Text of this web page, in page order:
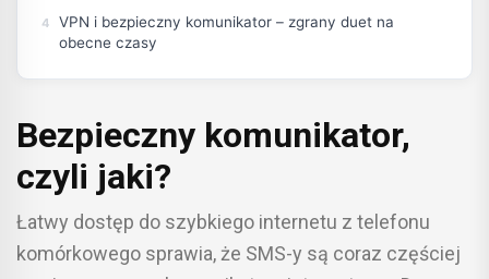
VPN i bezpieczny komunikator – zgrany duet na
obecne czasy
Bezpieczny komunikator,
czyli jaki?
Łatwy dostęp do szybkiego internetu z telefonu
komórkowego sprawia, że SMS-y są coraz częściej